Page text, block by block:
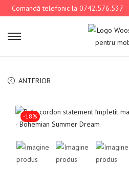
Comandă telefonic la 0742.576.537
ANTERIOR
-18%